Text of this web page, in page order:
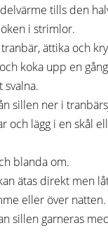
tills den
i strimlor.
ättika och
koka upp en
svalna.
sillen ner i
och lägg i en skål
blanda om.
ätas direkt men
eller över natten.
sillen garneras